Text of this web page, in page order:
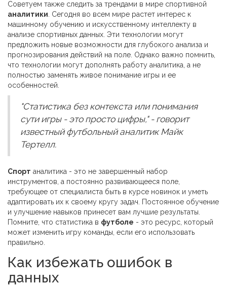
Советуем также следить за трендами в мире спортивной
аналитики. Сегодня во всем мире растет интерес к
машинному обучению и искусственному интеллекту в
анализе спортивных данных. Эти технологии могут
предложить новые возможности для глубокого анализа и
прогнозирования действий на поле. Однако важно помнить,
что технологии могут дополнять работу аналитика, а не
полностью заменять живое понимание игры и ее
особенностей.
"Статистика без контекста или понимания
сути игры - это просто цифры," - говорит
известный футбольный аналитик Майк
Тертелл.
Спорт аналитика - это не завершенный набор
инструментов, а постоянно развивающееся поле,
требующее от специалиста быть в курсе новинок и уметь
адаптировать их к своему кругу задач. Постоянное обучение
и улучшение навыков принесет вам лучшие результаты.
Помните, что статистика в футболе - это ресурс, который
может изменить игру команды, если его использовать
правильно.
Как избежать ошибок в
данных